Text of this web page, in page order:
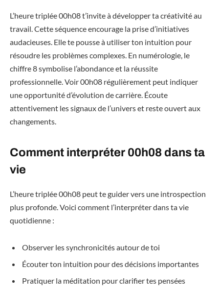
L’heure triplée 00h08 t’invite à développer ta créativité au
travail. Cette séquence encourage la prise d’initiatives
audacieuses. Elle te pousse à utiliser ton intuition pour
résoudre les problèmes complexes. En numérologie, le
chiffre 8 symbolise l’abondance et la réussite
professionnelle. Voir 00h08 régulièrement peut indiquer
une opportunité d’évolution de carrière. Écoute
attentivement les signaux de l’univers et reste ouvert aux
changements.
Comment interpréter 00h08 dans ta
vie
L’heure triplée 00h08 peut te guider vers une introspection
plus profonde. Voici comment l’interpréter dans ta vie
quotidienne :
Observer les synchronicités autour de toi
Écouter ton intuition pour des décisions importantes
Pratiquer la méditation pour clarifier tes pensées